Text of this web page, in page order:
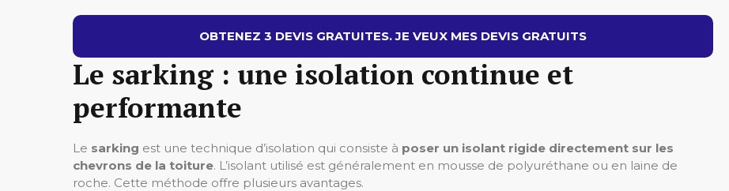
OBTENEZ 3 DEVIS GRATUITES. JE VEUX MES DEVIS GRATUITS
Le sarking : une isolation continue et
performante
Le sarking est une technique d’isolation qui consiste à poser un isolant rigide directement sur les
chevrons de la toiture. L’isolant utilisé est généralement en mousse de polyuréthane ou en laine de
roche. Cette méthode offre plusieurs avantages.